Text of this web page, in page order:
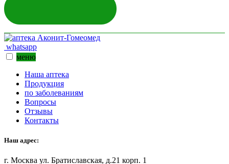
whatsapp
меню
Наша аптека
Продукция
по заболеваниям
Вопросы
Отзывы
Контакты
Наш адрес:
г. Москва ул. Братиславская, д.21 корп. 1